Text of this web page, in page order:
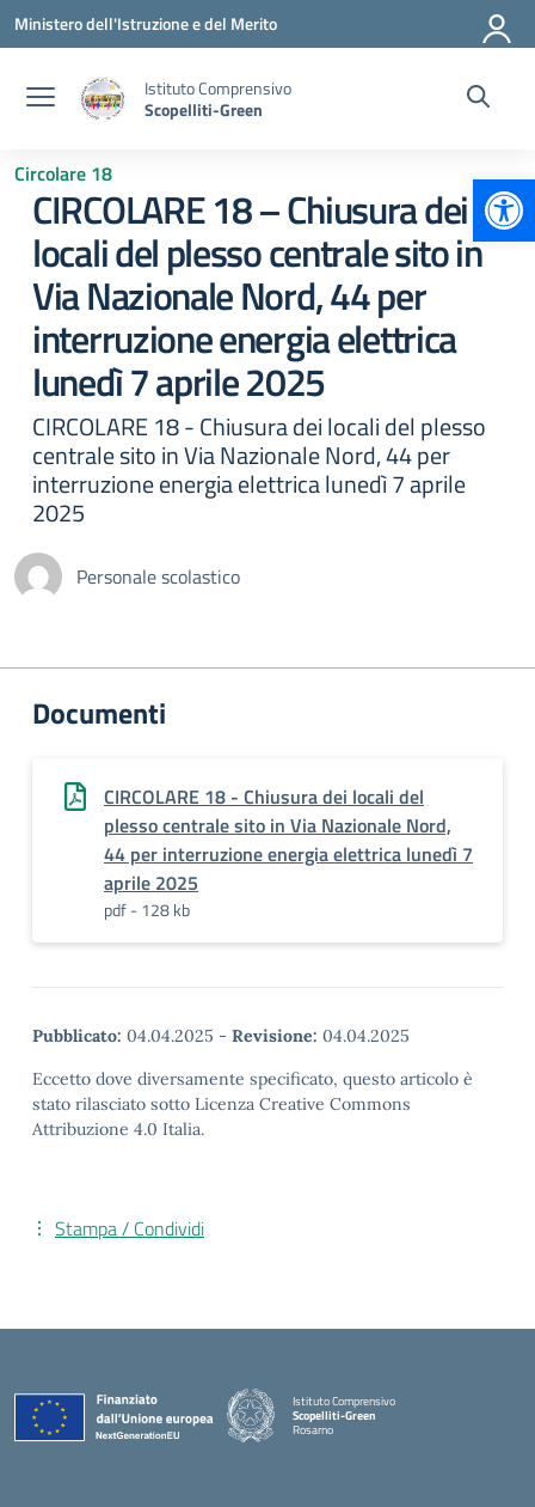
Vai ai contenuti
Vai al menu di navigazione
Vai al footer
Ministero dell'Istruzione e del Merito
Istituto Comprensivo
Scopelliti-Green
Circolare 18
CIRCOLARE 18 – Chiusura dei
locali del plesso centrale sito in
Via Nazionale Nord, 44 per
interruzione energia elettrica
lunedì 7 aprile 2025
CIRCOLARE 18 - Chiusura dei locali del plesso
centrale sito in Via Nazionale Nord, 44 per
interruzione energia elettrica lunedì 7 aprile
2025
Personale scolastico
Documenti
CIRCOLARE 18 - Chiusura dei locali del
plesso centrale sito in Via Nazionale Nord,
44 per interruzione energia elettrica lunedì 7
aprile 2025
pdf - 128 kb
Pubblicato: 04.04.2025 - Revisione: 04.04.2025
Eccetto dove diversamente specificato, questo articolo è
stato rilasciato sotto Licenza Creative Commons
Attribuzione 4.0 Italia.
Stampa / Condividi
Istituto Comprensivo
Scopelliti-Green
Rosarno